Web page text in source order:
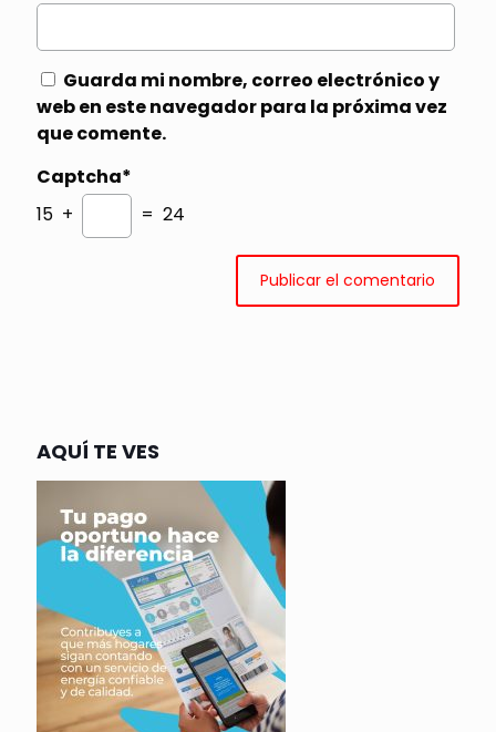
Guarda mi nombre, correo electrónico y
web en este navegador para la próxima vez
que comente.
Captcha*
15 +
= 24
AQUÍ TE VES